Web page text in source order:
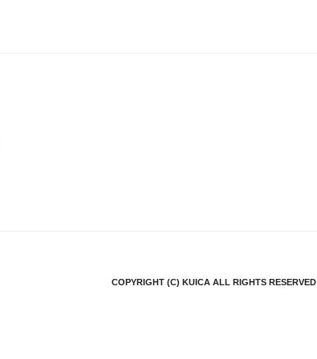
COPYRIGHT (C) KUICA ALL RIGHTS RESERVED